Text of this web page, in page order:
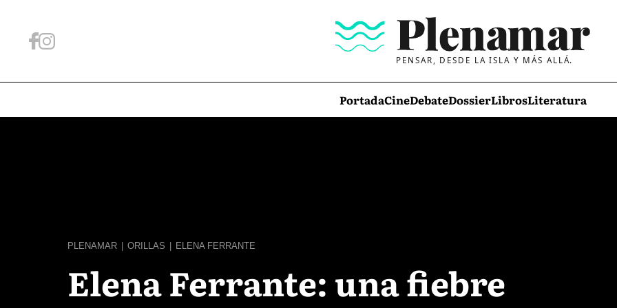
PENSAR, DESDE LA ISLA Y MÁS ALLÁ.
PortadaCineDebateDossierLibrosLiteratura
PLENAMAR ORILLAS ELENA FERRANTE
Elena Ferrante: una fiebre